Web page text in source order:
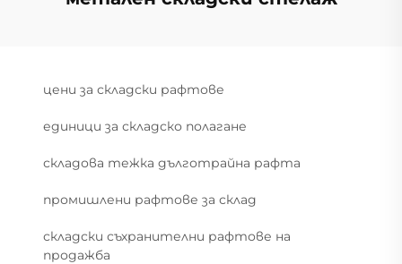
цени за складски рафтове
единици за складско полагане
складова тежка дълготрайна рафта
промишлени рафтове за склад
складски съхранителни рафтове на
продажба